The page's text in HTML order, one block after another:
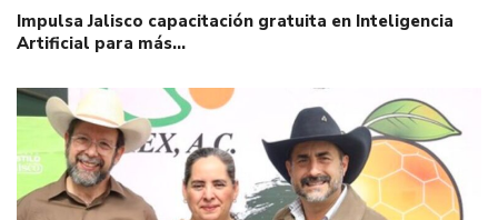
Impulsa Jalisco capacitación gratuita en Inteligencia
Artificial para más…